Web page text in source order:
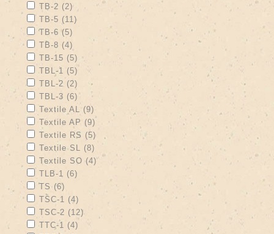
Apply TB-2 filter
TB-2 (2) Apply TB-2 filter
Apply TB-5 filter
TB-5 (11)
Apply TB-6 filter
TB-6 (5) Apply TB-6 filter
Apply TB-8 filter
TB-8 (4) Apply TB-8 filter
Apply TB-15 filter
TB-15 (5) Apply TB-15 filter
Apply TBL-1 filter
TBL-1 (5)
Apply TBL-2 filter
TBL-2 (2) Apply TBL-2 filter
Apply TBL-3 filter
TBL-3 (6) Apply TBL-3 filter
Apply Textile AL filter
Textile AL (9)
Apply Textile AP filter
Textile AP (9)
Apply Textile RS filter
Textile RS (5) Apply Textile RS filter
Apply Textile SL filter
Textile SL (8) Apply Textile SL filter
Apply Textile SO filter
Textile SO (4)Apply Textile SO filter
Apply TLB-1 filter
TLB-1 (6)
Apply TS filter
TS (6) Apply TS filter
Apply TSC-1 filter
TSC-1 (4) Apply TSC-1 filter
Apply TSC-2 filter
TSC-2 (12) Apply TSC-2 filter
Apply TTC-1 filter
TTC-1 (4)